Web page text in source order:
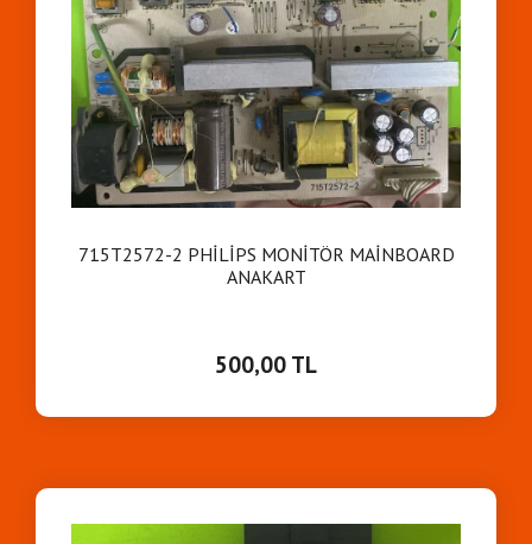
715T2572-2 PHİLİPS MONİTÖR MAİNBOARD
ANAKART
500,00 TL